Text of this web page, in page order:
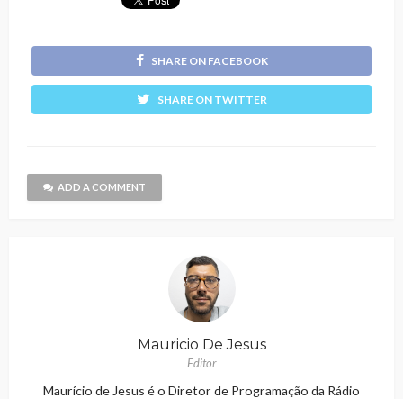
SHARE ON FACEBOOK
SHARE ON TWITTER
ADD A COMMENT
Mauricio De Jesus
Editor
Maurício de Jesus é o Diretor de Programação da Rádio